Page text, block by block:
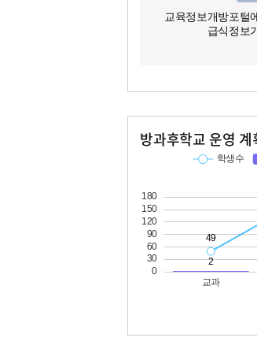
교육정보개방포털
급식정보
방과후학교 운영